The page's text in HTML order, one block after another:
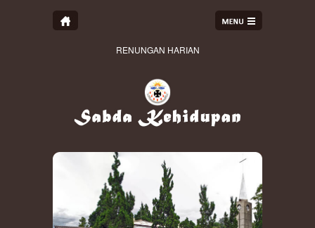
RENUNGAN HARIAN